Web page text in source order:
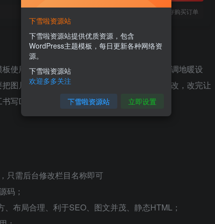
您当前未登录！建议登陆后购买，可保存购买订单
使用范围广，不仅仅局限于一类型的企业，空调地暖设
图片和文章内容换成你的即可，颜色都可以修改，改完让
写DIV+CSS，代码精简。
只需后台修改栏目名称即可
码；
布局合理、利于SEO、图文并茂、静态HTML；
下雪啦资源站
下雪啦资源站提供优质资源，包含
WordPress主题模板，每日更新各种网络资
源。
下雪啦资源站
欢迎多多关注
下雪啦资源站 立即设置